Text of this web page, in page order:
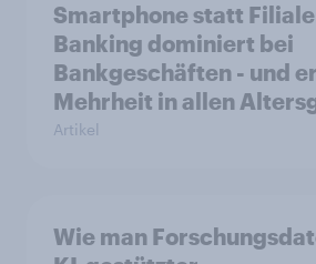
Smartphone statt
Banking dominiert bei
Bankgeschäften - und
Mehrheit in allen
Artikel
Wie man